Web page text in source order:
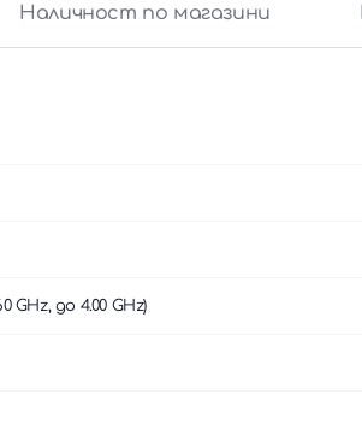
Наличност по магазини
GHz, до 4.00 GHz)